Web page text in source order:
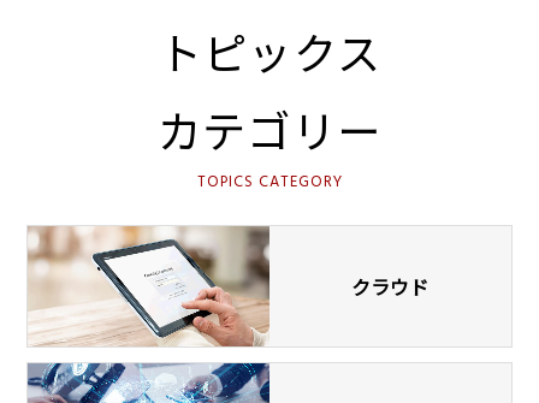
トピックス
カテゴリー
TOPICS CATEGORY
クラウド